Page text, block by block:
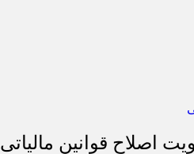
اصلاح قوانین مالیاتی